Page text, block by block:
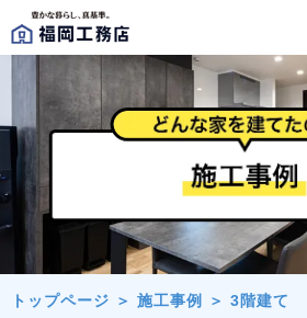
トップページ ＞ 施工事例 ＞ 3階建て